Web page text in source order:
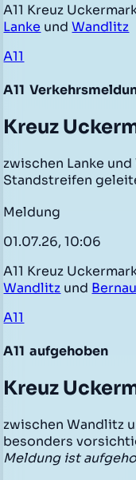
A11 Kreuz
Lanke undWandlitz
A11
A11
Kreuz
zwischen Lanke
Standstreifen
Meldung
01.07.26, 10:06
A11 Kreuz
Wandlitz und Bernau
A11
A11 aufgehoben
Kreuz
zwischen Wandlitz
besonders
Meldung ist